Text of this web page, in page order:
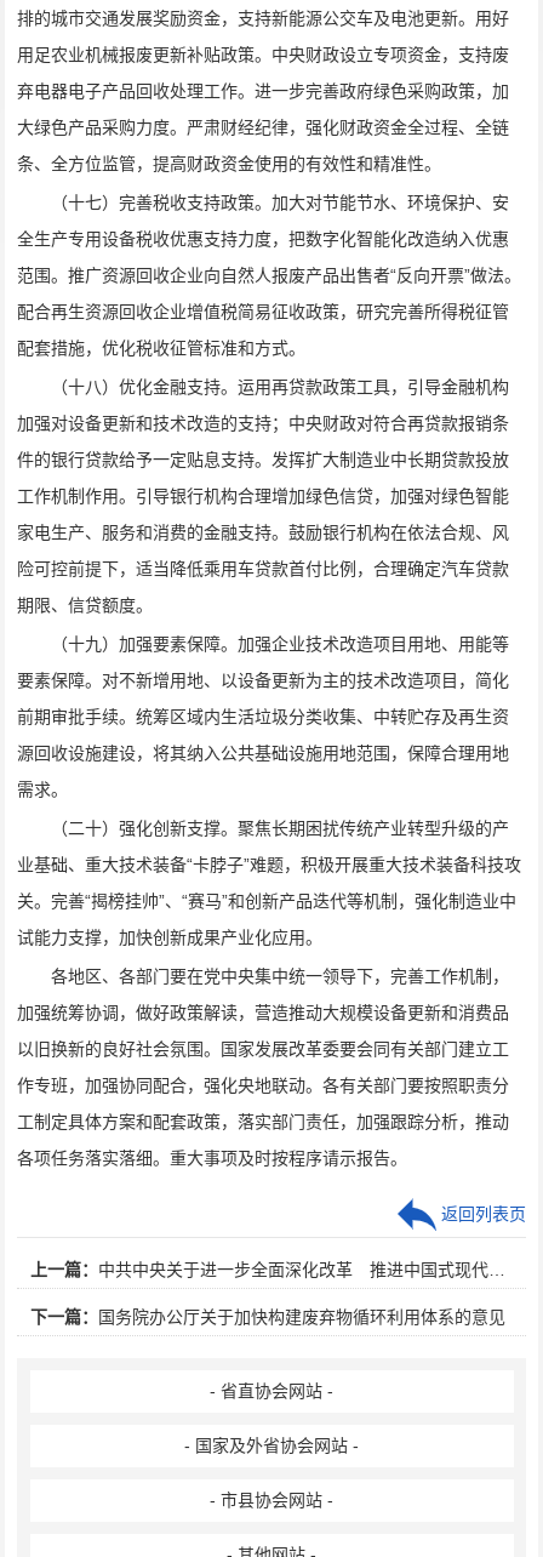
排的城市交通发展奖励资金，支持新能源公交车及电池更新。用好
用足农业机械报废更新补贴政策。中央财政设立专项资金，支持废
弃电器电子产品回收处理工作。进一步完善政府绿色采购政策，加
大绿色产品采购力度。严肃财经纪律，强化财政资金全过程、全链
条、全方位监管，提高财政资金使用的有效性和精准性。
（十七）完善税收支持政策。加大对节能节水、环境保护、安
全生产专用设备税收优惠支持力度，把数字化智能化改造纳入优惠
范围。推广资源回收企业向自然人报废产品出售者“反向开票”做法。
配合再生资源回收企业增值税简易征收政策，研究完善所得税征管
配套措施，优化税收征管标准和方式。
（十八）优化金融支持。运用再贷款政策工具，引导金融机构
加强对设备更新和技术改造的支持；中央财政对符合再贷款报销条
件的银行贷款给予一定贴息支持。发挥扩大制造业中长期贷款投放
工作机制作用。引导银行机构合理增加绿色信贷，加强对绿色智能
家电生产、服务和消费的金融支持。鼓励银行机构在依法合规、风
险可控前提下，适当降低乘用车贷款首付比例，合理确定汽车贷款
期限、信贷额度。
（十九）加强要素保障。加强企业技术改造项目用地、用能等
要素保障。对不新增用地、以设备更新为主的技术改造项目，简化
前期审批手续。统筹区域内生活垃圾分类收集、中转贮存及再生资
源回收设施建设，将其纳入公共基础设施用地范围，保障合理用地
需求。
（二十）强化创新支撑。聚焦长期困扰传统产业转型升级的产
业基础、重大技术装备“卡脖子”难题，积极开展重大技术装备科技攻
关。完善“揭榜挂帅”、“赛马”和创新产品迭代等机制，强化制造业中
试能力支撑，加快创新成果产业化应用。
各地区、各部门要在党中央集中统一领导下，完善工作机制，
加强统筹协调，做好政策解读，营造推动大规模设备更新和消费品
以旧换新的良好社会氛围。国家发展改革委要会同有关部门建立工
作专班，加强协同配合，强化央地联动。各有关部门要按照职责分
工制定具体方案和配套政策，落实部门责任，加强跟踪分析，推动
各项任务落实落细。重大事项及时按程序请示报告。
上一篇： 中共中央关于进一步全面深化改革 推进中国式现代化的决定
下一篇： 国务院办公厅关于加快构建废弃物循环利用体系的意见
返回列表页
- 省直协会网站 -
- 国家及外省协会网站 -
- 市县协会网站 -